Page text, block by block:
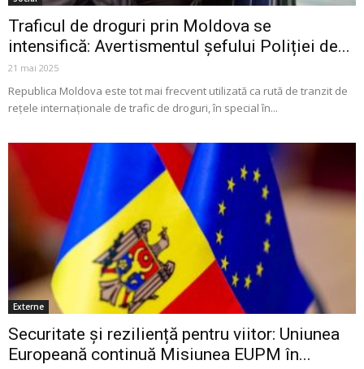
Traficul de droguri prin Moldova se
intensifică: Avertismentul șefului Poliției de...
21 mai 2025
Republica Moldova este tot mai frecvent utilizată ca rută de tranzit de
rețele internaționale de trafic de droguri, în special în...
Externe
Securitate și reziliență pentru viitor: Uniunea
Europeană continuă Misiunea EUPM în...